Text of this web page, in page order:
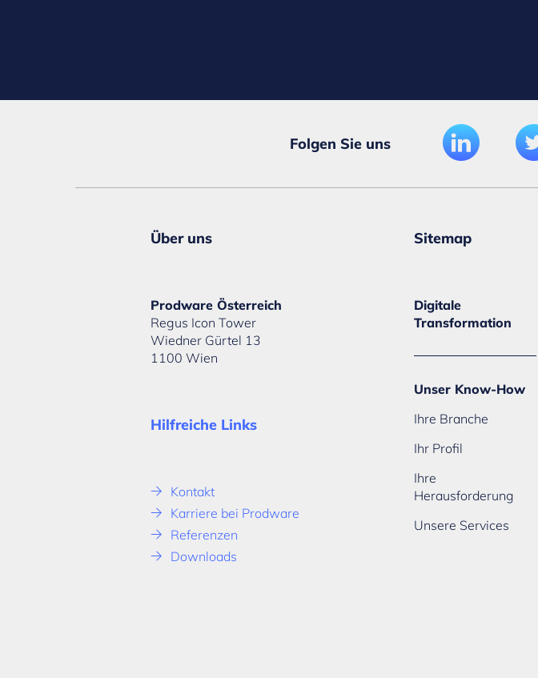
Folgen Sie uns
Über uns
Prodware Österreich
Regus Icon Tower
Wiedner Gürtel 13
1100 Wien
Hilfreiche Links
Kontakt
Karriere bei Prodware
Referenzen
Downloads
Sitemap
Digitale
Transformation
Unser Know-How
Ihre Branche
Ihr Profil
Ihre
Herausforderung
Unsere Services